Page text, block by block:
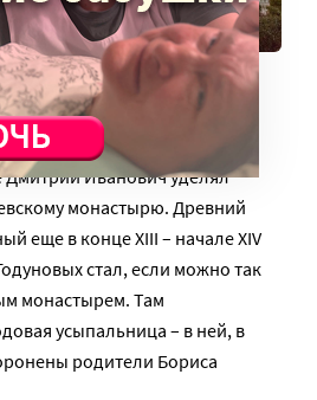
мужской монастырь,
Круглякова/ТАСС, 02.12.2025
Иванович уделял
монастырю. Древний
еще в конце XIII – начале XIV
стал, если можно так
монастырем. Там
усыпальница – в ней, в
родители Бориса